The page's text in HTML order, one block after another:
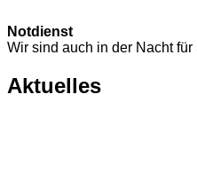
Notdienst
Wir sind auch in der Nacht für
Aktuelles